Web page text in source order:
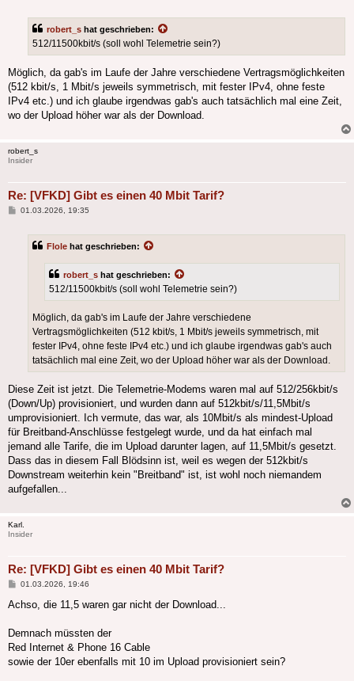
robert_s hat geschrieben:
512/11500kbit/s (soll wohl Telemetrie sein?)
Möglich, da gab's im Laufe der Jahre verschiedene Vertragsmöglichkeiten
(512 kbit/s, 1 Mbit/s jeweils symmetrisch, mit fester IPv4, ohne feste
IPv4 etc.) und ich glaube irgendwas gab's auch tatsächlich mal eine Zeit,
wo der Upload höher war als der Download.
robert_s
Insider
Re: [VFKD] Gibt es einen 40 Mbit Tarif?
Beitrag
01.03.2026, 19:35
Flole hat geschrieben:
robert_s hat geschrieben:
512/11500kbit/s (soll wohl Telemetrie sein?)
Möglich, da gab's im Laufe der Jahre verschiedene
Vertragsmöglichkeiten (512 kbit/s, 1 Mbit/s jeweils symmetrisch, mit
fester IPv4, ohne feste IPv4 etc.) und ich glaube irgendwas gab's auch
tatsächlich mal eine Zeit, wo der Upload höher war als der Download.
Diese Zeit ist jetzt. Die Telemetrie-Modems waren mal auf 512/256kbit/s
(Down/Up) provisioniert, und wurden dann auf 512kbit/s/11,5Mbit/s
umprovisioniert. Ich vermute, das war, als 10Mbit/s als mindest-Upload
für Breitband-Anschlüsse festgelegt wurde, und da hat einfach mal
jemand alle Tarife, die im Upload darunter lagen, auf 11,5Mbit/s gesetzt.
Dass das in diesem Fall Blödsinn ist, weil es wegen der 512kbit/s
Downstream weiterhin kein "Breitband" ist, ist wohl noch niemandem
aufgefallen...
Karl.
Insider
Re: [VFKD] Gibt es einen 40 Mbit Tarif?
Beitrag
01.03.2026, 19:46
Achso, die 11,5 waren gar nicht der Download...
Demnach müssten der
Red Internet & Phone 16 Cable
sowie der 10er ebenfalls mit 10 im Upload provisioniert sein?